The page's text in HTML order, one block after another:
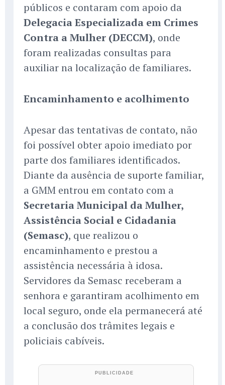
públicos e contaram com apoio da
Delegacia Especializada em Crimes
Contra a Mulher (DECCM), onde
foram realizadas consultas para
auxiliar na localização de familiares.
Encaminhamento e acolhimento
Apesar das tentativas de contato, não
foi possível obter apoio imediato por
parte dos familiares identificados.
Diante da ausência de suporte familiar,
a GMM entrou em contato com a
Secretaria Municipal da Mulher,
Assistência Social e Cidadania
(Semasc), que realizou o
encaminhamento e prestou a
assistência necessária à idosa.
Servidores da Semasc receberam a
senhora e garantiram acolhimento em
local seguro, onde ela permanecerá até
a conclusão dos trâmites legais e
policiais cabíveis.